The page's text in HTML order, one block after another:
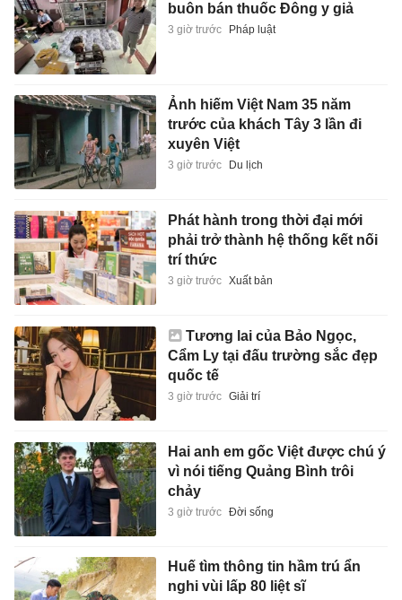
buôn bán thuốc Đông y giả
3 giờ trước Pháp luật
Ảnh hiếm Việt Nam 35 năm
trước của khách Tây 3 lần đi
xuyên Việt
3 giờ trước Du lịch
Phát hành trong thời đại mới
phải trở thành hệ thống kết nối
trí thức
3 giờ trước Xuất bản
Tương lai của Bảo Ngọc,
Cẩm Ly tại đấu trường sắc đẹp
quốc tế
3 giờ trước Giải trí
Hai anh em gốc Việt được chú ý
vì nói tiếng Quảng Bình trôi
chảy
3 giờ trước Đời sống
Huế tìm thông tin hầm trú ẩn
nghi vùi lấp 80 liệt sĩ